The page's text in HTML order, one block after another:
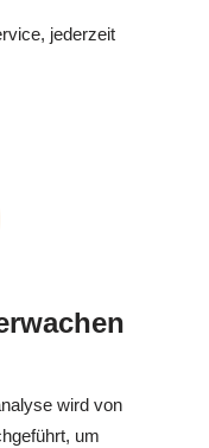
jederzeit
wird von
um